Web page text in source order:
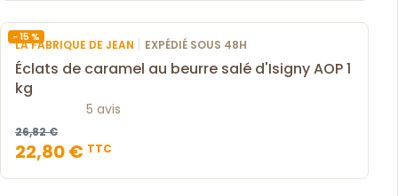
- 15 %
LA FABRIQUE DE JEAN | EXPÉDIÉ SOUS 48H
Éclats de caramel au beurre salé d'Isigny AOP 1
kg
5 avis
26,82 €
22,80 € TTC